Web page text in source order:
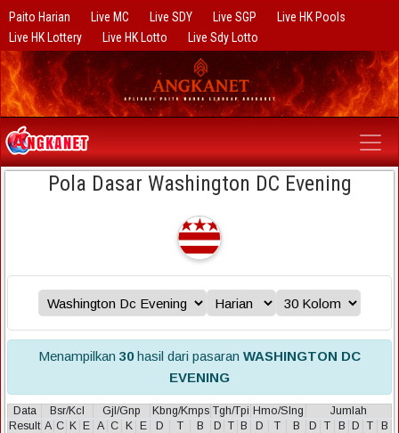
Paito Harian Live MC Live SDY Live SGP
Live HK Pools
Live HK Lottery
Live HK Lotto Live Sdy Lotto
Pola Dasar Washington DC Evening
Menampilkan 30hasil dari pasaran WASHINGTON DC
EVENING
Data Bsr/Kcl Gjl/Gnp Kbng/Kmps Tgh/Tpi Hmo/Slng
Jumlah
Result A C K E A C K E D T B D T B D T B D T B D T
B